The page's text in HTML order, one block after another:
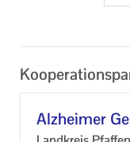
Alz­hei­mer